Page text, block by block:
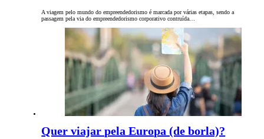
A viagem pelo mundo do empreendedorismo é marcada por várias etapas, sendo a
passagem pela via do empreendedorismo corporativo contruída…
Quer viajar pela Europa (de borla)?